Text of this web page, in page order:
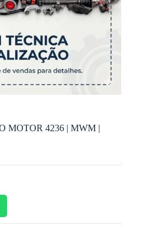
MOTOR 4236 | MWM |